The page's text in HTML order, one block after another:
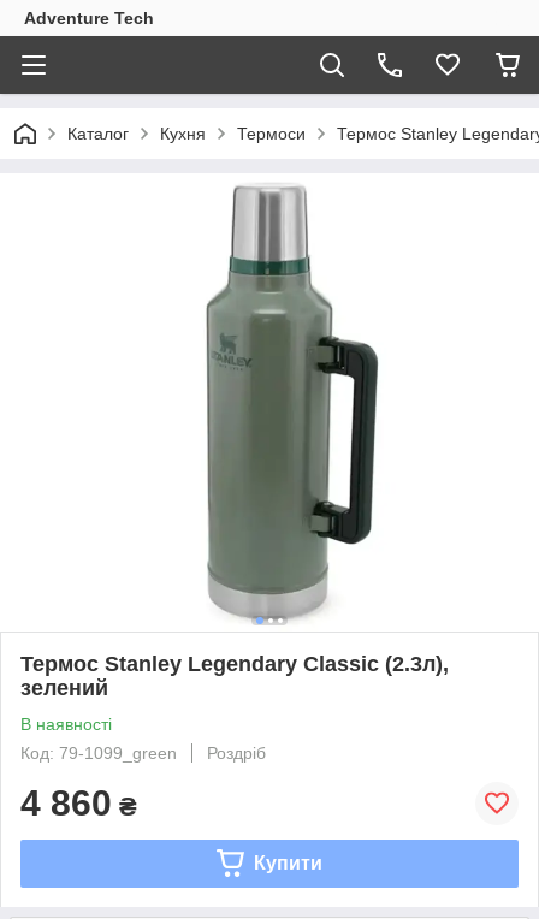
Adventure Tech
Каталог Кухня Термоси Термос Stanley
Термос Stanley Legendary Classic (2.3л),
зелений
В наявності
Код: 79-1099_green
Роздріб
4 860 ₴
Купити